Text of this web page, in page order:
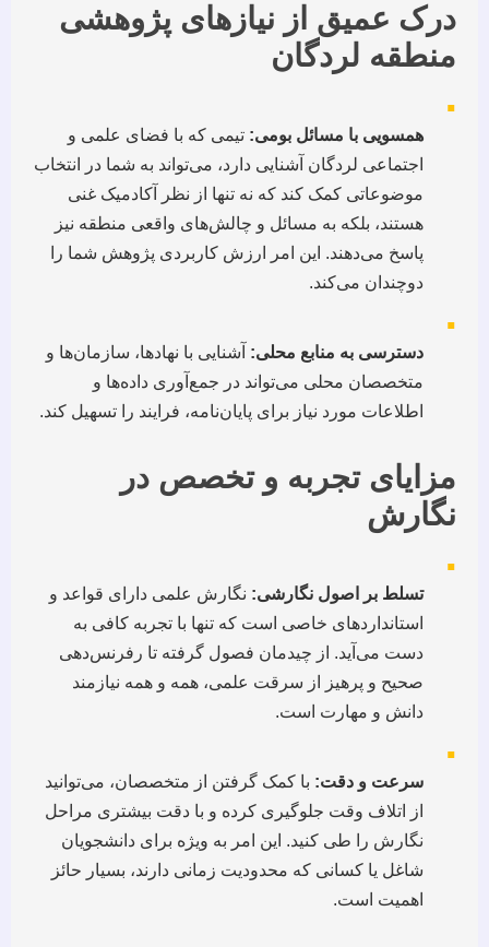
درک عمیق از نیازهای پژوهشی
منطقه لردگان
▪
همسویی با مسائل بومی: تیمی که با فضای علمی و
اجتماعی لردگان آشنایی دارد، می‌تواند به شما در انتخاب
موضوعاتی کمک کند که نه تنها از نظر آکادمیک غنی
هستند، بلکه به مسائل و چالش‌های واقعی منطقه نیز
پاسخ می‌دهند. این امر ارزش کاربردی پژوهش شما را
دوچندان می‌کند.
▪
دسترسی به منابع محلی: آشنایی با نهادها، سازمان‌ها و
متخصصان محلی می‌تواند در جمع‌آوری داده‌ها و
اطلاعات مورد نیاز برای پایان‌نامه، فرایند را تسهیل کند.
مزایای تجربه و تخصص در
نگارش
▪
تسلط بر اصول نگارشی: نگارش علمی دارای قواعد و
استانداردهای خاصی است که تنها با تجربه کافی به
دست می‌آید. از چیدمان فصول گرفته تا رفرنس‌دهی
صحیح و پرهیز از سرقت علمی، همه و همه نیازمند
دانش و مهارت است.
▪
سرعت و دقت: با کمک گرفتن از متخصصان، می‌توانید
از اتلاف وقت جلوگیری کرده و با دقت بیشتری مراحل
نگارش را طی کنید. این امر به ویژه برای دانشجویان
شاغل یا کسانی که محدودیت زمانی دارند، بسیار حائز
اهمیت است.